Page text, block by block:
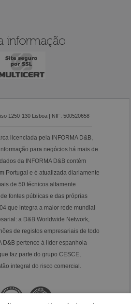
informação
1250-130 Lisboa | NIF: 500520658
licenciada pela INFORMA D&B,
para negócios há mais de
da INFORMA D&B contém
Portugal e é atualizada diariamente
de 50 técnicos altamente
fontes públicas e das próprias
que integra a maior rede mundial
a D&B Worldwide Network,
de registos empresariais de todo
D&B pertence à líder espanhola
faz parte do grupo CESCE,
integral do risco comercial.